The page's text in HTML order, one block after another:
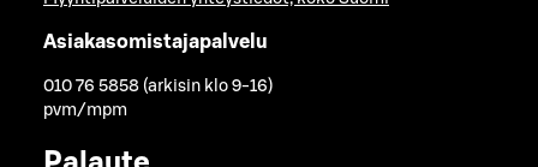
Asiakasomistajapalvelu
010 76 5858 (arkisin klo 9-16)
pvm/mpm